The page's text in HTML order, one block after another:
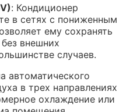
: Кондиционер
в сетях с пониженным
ему сохранять
внешних
случаев.
автоматического
в трех направлениях
охлаждение или